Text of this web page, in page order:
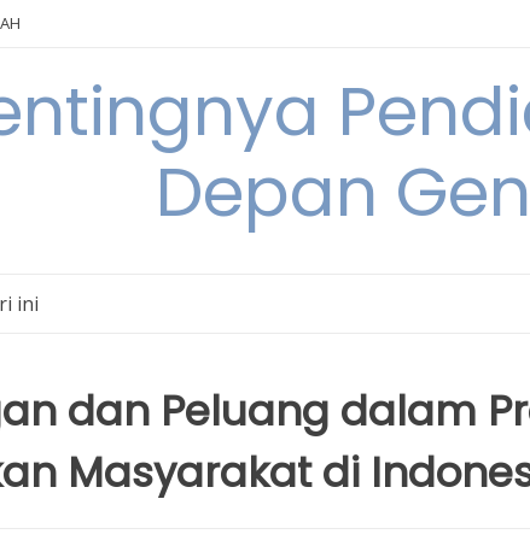
Depan
ini
dan Peluang dalam
Masyarakat di